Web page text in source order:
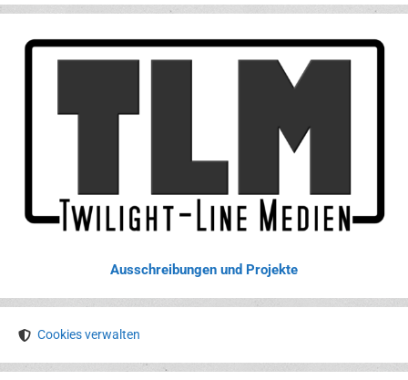
Ausschreibungen und Projekte
Cookies verwalten